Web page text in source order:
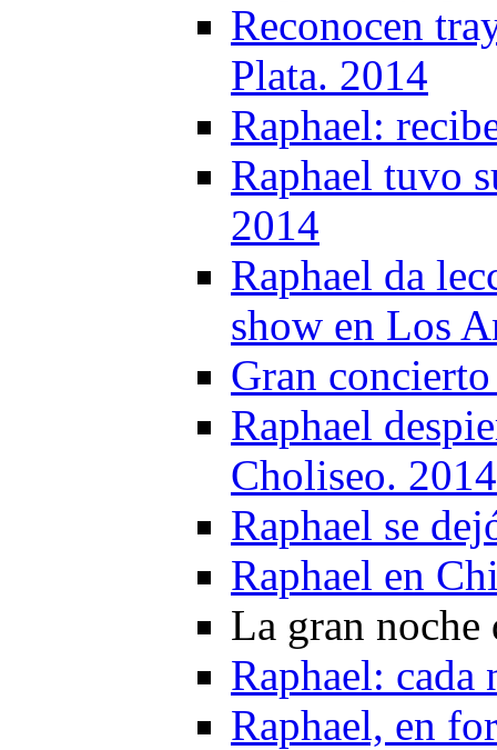
Reconocen
Plata. 2014
Raphael:
Raphael tuvo
2014
Raphael da
show en Los
Gran
Raphael
Choliseo. 2014
Raphael se
Raphael en
La gran
Raphael: cada
Raphael, en